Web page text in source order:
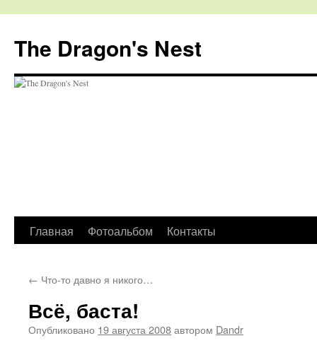
The Dragon's Nest
Перейти
содержимому
Главная Фотоальбом Контакты
← Что-то давно я никого…
Всё, баста!
Опубликовано 19 августа 2008автором Dandr